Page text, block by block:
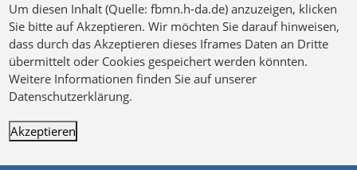
Um diesen Inhalt (Quelle:fbmn.h-da.de) anzuzeigen, klicken
Sie bitte auf Akzeptieren. Wir möchten Sie darauf hinweisen,
dass durch das Akzeptieren dieses Iframes Daten an Dritte
übermittelt oder Cookies gespeichert werden könnten.
Weitere Informationen finden Sie auf unserer
Datenschutzerklärung.
Akzeptieren